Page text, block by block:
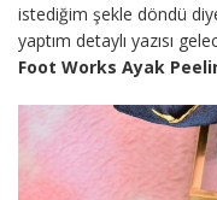
istediğim şekle döndü
yaptım detaylı yazısı
Foot Works Ayak